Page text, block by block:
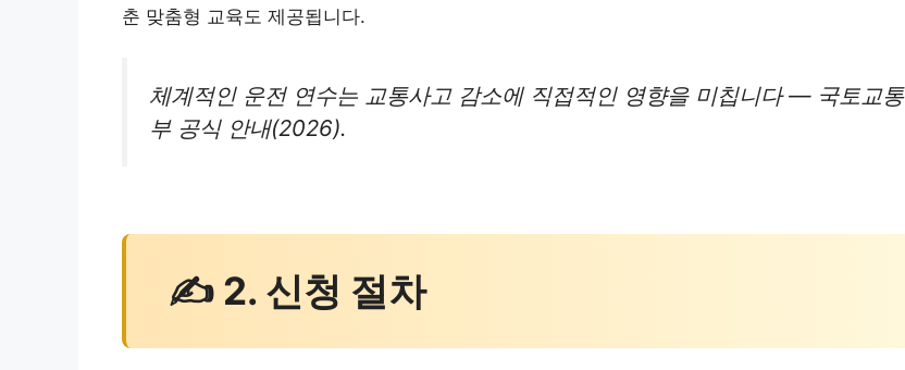
춘 맞춤형 교육도 제공됩니다.
체계적인 운전 연수는 교통사고 감소에 직접적인 영향을 미칩니다 — 국토교통
부 공식 안내(2026).
✍ 2. 신청 절차